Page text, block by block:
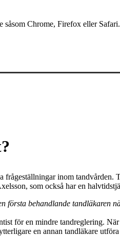
såsom Chrome, Firefox eller Safari.
inom
som också har en
första behandlande tandläkaren
för en mindre tandreglering.
en annan tandläkare